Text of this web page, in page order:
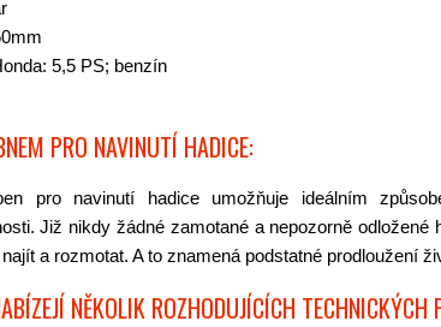
5,5 PS; benzín
PRO NAVINUTÍ HADICE:
pro navinutí hadice umožňuje ideálním
Již nikdy žádné zamotané a nepozorně odložené
a rozmotat. A to znamená podstatné prodloužení
NĚKOLIK ROZHODUJÍCÍCH TECHNICKÝCH